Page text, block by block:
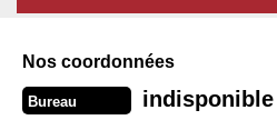
Nos coordonnées
Bureau indisponible